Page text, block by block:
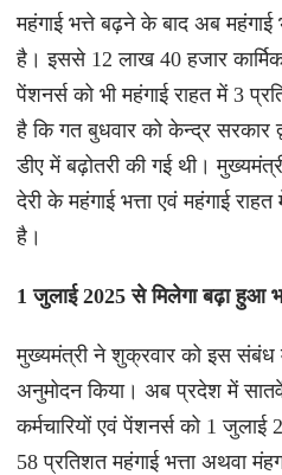
महंगाई भत्ते बढ़ने के बाद अब महंगाई
है। इससे 12 लाख 40 हजार कार्मिक
पेंशनर्स को भी महंगाई राहत में 3
है कि गत बुधवार को केन्द्र सरकार
डीए में बढ़ोतरी की गई थी।
देरी के महंगाई भत्ता एवं महंगाई
है।
1 जुलाई 2025 से मिलेगा बढ़ा हुआ
मुख्यमंत्री ने शुक्रवार को इस संबंध
अनुमोदन किया। अब प्रदेश में
कर्मचारियों एवं पेंशनर्स को 1
58 प्रतिशत महंगाई भत्ता अथवा